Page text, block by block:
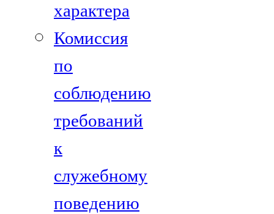
характера
Комиссия
по
соблюдению
требований
к
служебному
поведению